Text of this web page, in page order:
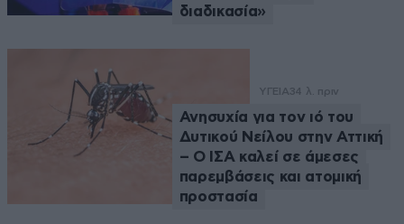
διαδικασία»
ΥΓΕΙΑ34 λ. πριν
Ανησυχία για τον ιό του
Δυτικού Νείλου στην Αττική
– Ο ΙΣΑ καλεί σε άμεσες
παρεμβάσεις και ατομική
προστασία